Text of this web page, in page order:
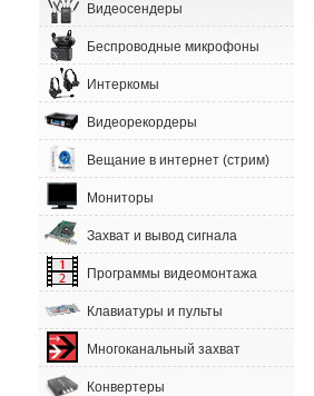
Видеосендеры
Беспроводные микрофоны
Интеркомы
Видеорекордеры
Вещание в интернет (стрим)
Мониторы
Захват и вывод сигнала
Программы видеомонтажа
Клавиатуры и пульты
Многоканальный захват
Конвертеры